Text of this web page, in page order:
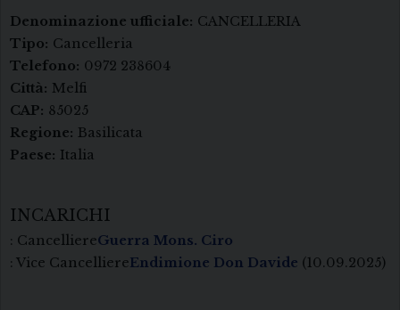
Denominazione ufficiale: CANCELLERIA
Tipo: Cancelleria
Telefono: 0972 238604
Città: Melfi
CAP: 85025
Regione: Basilicata
Paese: Italia
INCARICHI
Guerra Mons. Ciro
: Cancelliere
Endimione Don Davide
: Vice Cancelliere (10.09.2025)